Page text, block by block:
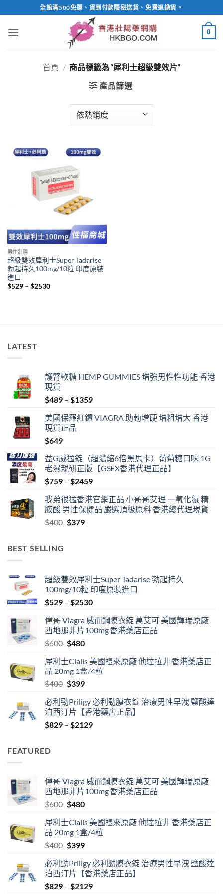
to
content
全館滿500免運、貨到付款隱秘送貨、免費退換貨。
0
首頁 / 商品標籤為 “犀利士超級雙效片”
產品篩選
男性壯陽
超級雙效犀利士Super Tadarise
勃起持久100mg/10粒 印度原裝
進口
$529 – $2530Price
LATEST
護腎軟糖 HEMP GUMMIES 增強男性性功能 香港
現貨
$489 – $1359Price
$489
美國保羅紅鑽 VIAGRA 助勃增硬 增粗增大 香港
現貨正品
$649
益G威猛錠（超濃縮6倍黑馬卡）葡萄糖口味 1G
老濕親研正版【GSEX香港代理正品】
$759 – $2459Price
$759
through
我弟很猛香港官網正品 小哥哥艾理 一氧化氮 精
胺酸 男性保健品 嚴選頂級原料 香港總代理現貨
$400 Original
$379Current
BEST SELLING
超級雙效犀利士Super Tadarise 勃起持久
100mg/10粒 印度原裝進口
$529 – $2530Price
$529
through
偉哥 Viagra 威而鋼膜衣錠 萬艾可 美國輝瑞原廠
西地那非片100mg 香港藥店正品
$600 Original
was:
$600.
$480Current
is:
$480.
犀利士Cialis 美國禮來原廠 他達拉非 香港藥店正
品 20mg 1盒/4粒
$400 Original
was:
$400.
$399Current
is:
$399.
必利勁Priligy 必利勁膜衣錠 治療男性早洩 鹽酸達
泊西汀片【香港藥店正品】
$829 – $2129Price
FEATURED
偉哥 Viagra 威而鋼膜衣錠 萬艾可 美國輝瑞原廠
西地那非片100mg 香港藥店正品
$600 Original
was:
$600.
$480Current
is:
$480.
犀利士Cialis 美國禮來原廠 他達拉非 香港藥店正
品 20mg 1盒/4粒
$400 Original
was:
$400.
$399Current
is:
$399.
必利勁Priligy 必利勁膜衣錠 治療男性早洩 鹽酸達
泊西汀片【香港藥店正品】
$829 – $2129Price